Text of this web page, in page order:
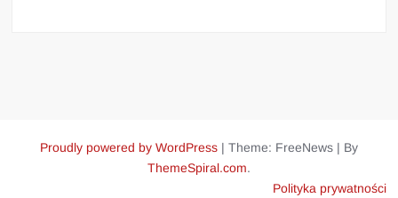
Proudly powered by WordPress | Theme: FreeNews | By
ThemeSpiral.com.
Polityka prywatności